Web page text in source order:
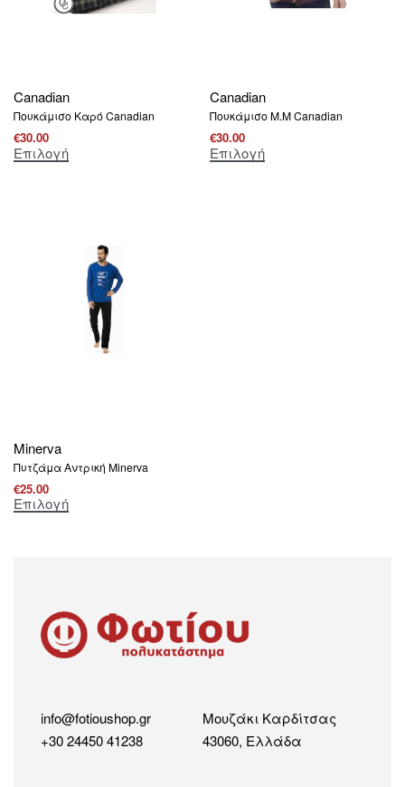
Canadian
Πουκάμισο Καρό Canadian
€30.00
Επιλογή
Canadian
Πουκάμισο Μ.Μ Canadian
€30.00
Επιλογή
Minerva
Πυτζάμα Αντρική Μinerva
€25.00
Επιλογή
info@fotioushop.gr
+30 24450 41238
Μουζάκι Καρδίτσας
43060, Ελλάδα